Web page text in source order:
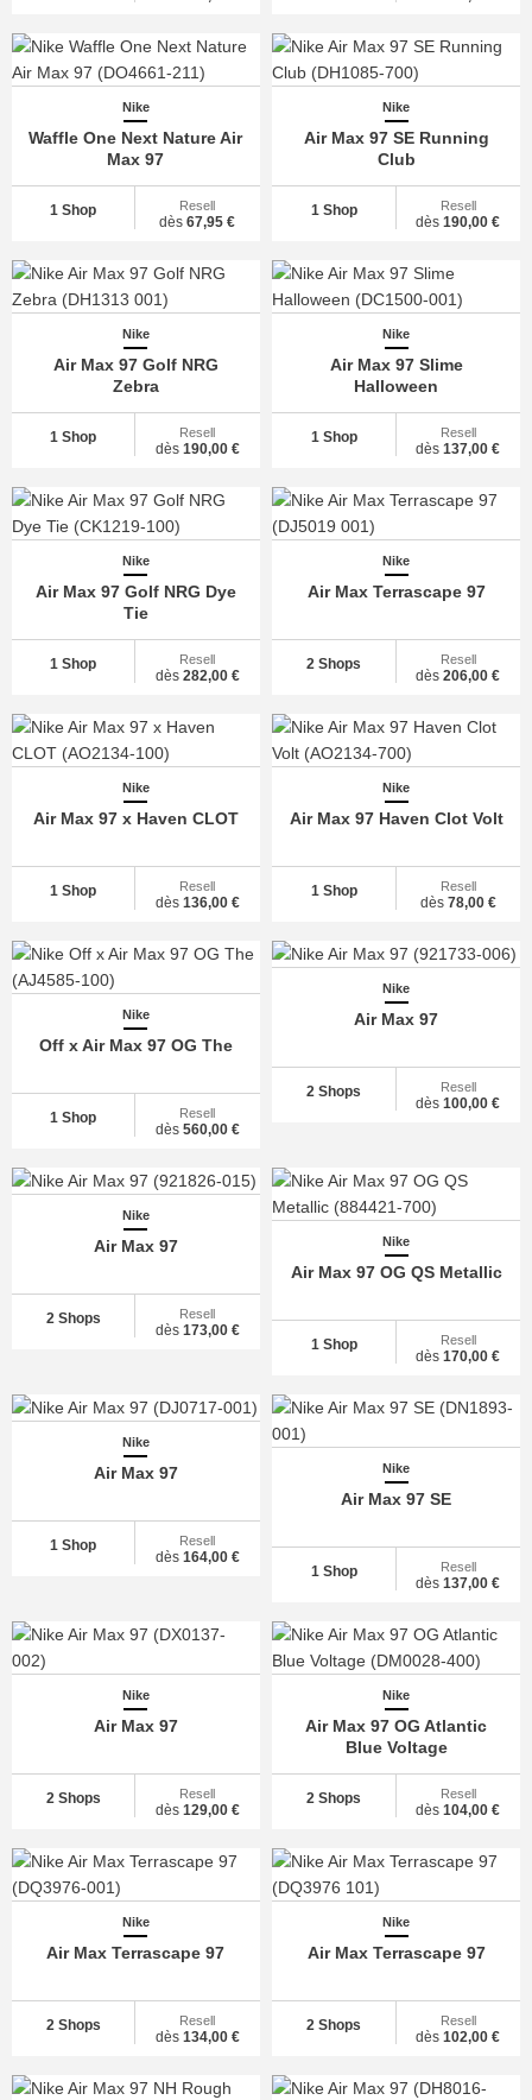
Nike
Waffle One Next Nature Air
Max 97
1 Shop
Resell
dès 67,95 €
Nike
Air Max 97 SE Running
Club
1 Shop
Resell
dès 190,00 €
Nike
Air Max 97 Golf NRG
Zebra
1 Shop
Resell
dès190,00 €
Nike
Air Max 97 Slime
Halloween
1 Shop
Resell
dès 137,00 €
Nike
Air Max 97 Golf NRG Dye
Tie
1 Shop
Resell
dès282,00 €
Nike
Air Max Terrascape 97
2 Shops
Resell
dès 206,00 €
Nike
Air Max 97 x Haven CLOT
1 Shop
Resell
dès136,00 €
Nike
Air Max 97 Haven Clot Volt
1 Shop
Resell
dès78,00 €
Nike
Off x Air Max 97 OG The
1 Shop
Resell
dès560,00 €
Nike
Air Max 97
2 Shops
Resell
dès 100,00 €
Nike
Air Max 97
2 Shops
Resell
dès173,00 €
Nike
Air Max 97 OG QS Metallic
1 Shop
Resell
dès 170,00 €
Nike
Air Max 97
1 Shop
Resell
dès164,00 €
Nike
Air Max 97 SE
1 Shop
Resell
dès 137,00 €
Nike
Air Max 97
2 Shops
Resell
dès129,00 €
Nike
Air Max 97 OG Atlantic
Blue Voltage
2 Shops
Resell
dès 104,00 €
Nike
Air Max Terrascape 97
2 Shops
Resell
dès134,00 €
Nike
Air Max Terrascape 97
2 Shops
Resell
dès 102,00 €